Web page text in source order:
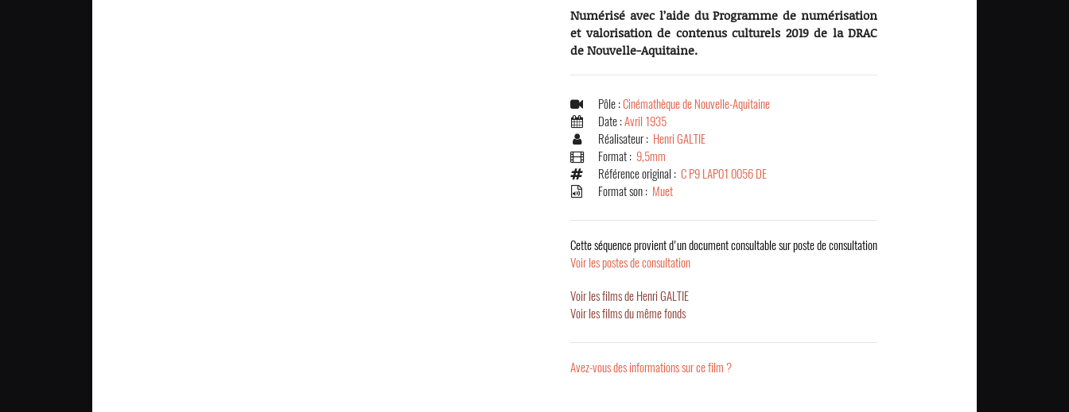
Numérisé avec l’aide du Programme de numérisation
et valorisation de contenus culturels 2019 de la DRAC
de Nouvelle-Aquitaine.
Pôle :Cinémathèque de Nouvelle-Aquitaine
Date :Avril 1935
Réalisateur : Henri GALTIE
Format : 9,5mm
Référence original : C P9 LAP01 0056 DE
Format son : Muet
Cette séquence provient d'un document consultable sur poste de consultation
Voir les postes de consultation
Voir les films de Henri GALTIE
Voir les films du même fonds
Avez-vous des informations sur ce film ?